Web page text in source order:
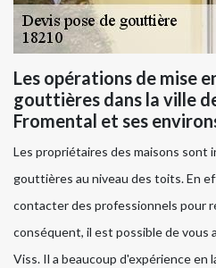
Les opérations de mise
gouttières dans la ville
Fromental et ses
Les propriétaires des maisons sont
gouttières au niveau des toits. En
contacter des professionnels pour
conséquent, il est possible de vous
Viss. Il a beaucoup d'expérience en